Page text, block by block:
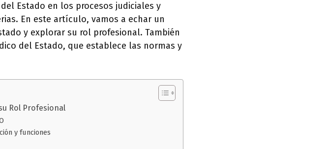
Estado en los procesos judiciales y
En este artículo, vamos a echar un
y explorar su rol profesional. También
del Estado, que establece las normas y
Rol Profesional
y funciones